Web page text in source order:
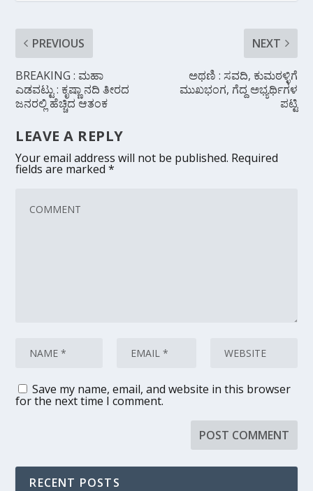
PREVIOUS
BREAKING : ಮಹಾ
ಎಡವಟ್ಟು : ಕೃಷ್ಣಾ ನದಿ ತೀರದ
ಜನರಲ್ಲಿ ಹೆಚ್ಚಿದ ಆತಂಕ
NEXT
ಅಥಣಿ : ಸವದಿ, ಕುಮಠಳ್ಳಿಗೆ
ಮುಖಭಂಗ, ಗೆದ್ದ ಅಭ್ಯರ್ಥಿಗಳ
ಪಟ್ಟಿ
LEAVE A REPLY
Your email address will not be published. Required
fields are marked*
Save my name, email, and website in this browser
for the next time I comment.
RECENT POSTS